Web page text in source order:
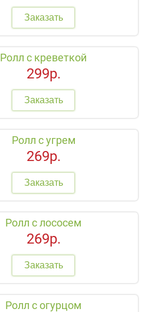
Заказать
Ролл с креветкой
299р.
Заказать
Ролл с угрем
269р.
Заказать
Ролл с лососем
269р.
Заказать
Ролл с огурцом